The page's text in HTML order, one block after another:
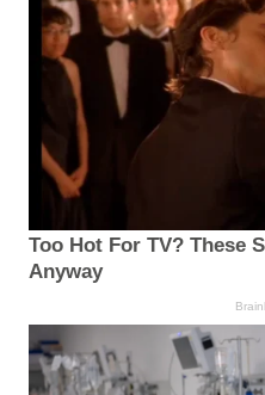
Too Hot For TV? These
Anyway